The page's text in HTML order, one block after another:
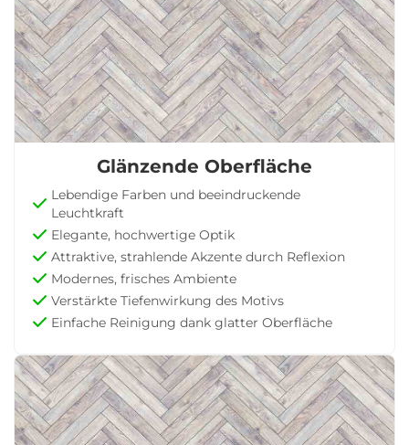
Glänzende Oberfläche
Lebendige Farben und beeindruckende
Leuchtkraft
Elegante, hochwertige Optik
Attraktive, strahlende Akzente durch Reflexion
Modernes, frisches Ambiente
Verstärkte Tiefenwirkung des Motivs
Einfache Reinigung dank glatter Oberfläche